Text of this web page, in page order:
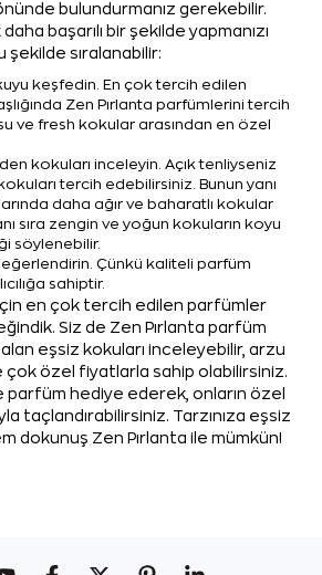
bulundurmanız gerekebilir.
başarılı bir şekilde yapmanızı
şekilde sıralanabilir:
keşfedin. En çok tercih edilen
Zen Pırlanta parfümlerini tercih
ve fresh kokular arasından en özel
kokuları inceleyin. Açık tenliyseniz
tercih edebilirsiniz. Bunun yanı
daha ağır ve baharatlı kokular
sıra zengin ve yoğun kokuların koyu
söylenebilir.
Çünkü kaliteli parfüm
sahiptir.
için en çok tercih edilen parfümler
Siz de Zen Pırlanta parfüm
eşsiz kokuları inceleyebilir, arzu
özel fiyatlarla sahip olabilirsiniz.
parfüm hediye ederek, onların özel
taçlandırabilirsiniz. Tarzınıza eşsiz
dokunuş Zen Pırlanta ile mümkün!